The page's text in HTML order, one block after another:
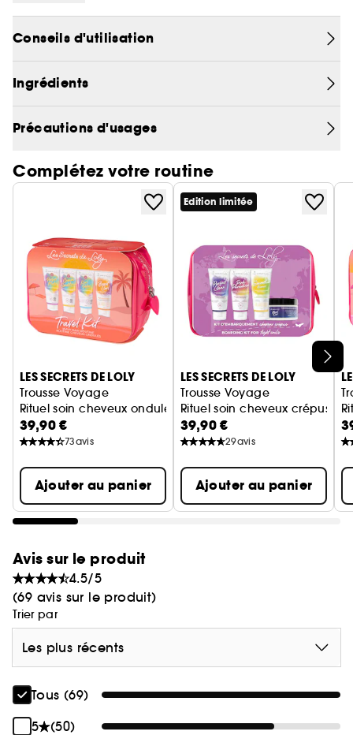
frisés au format voyage 100ml qui vous
accompagneront partout cet été. Nettoyer,
démêler, hydrater et nourrir, ces 4 étapes n'auront
Conseils d'utilisation
Ingrédients
Précautions d'usages
Complétez votre routine
LES SECRETS DE LOLY
Trousse Voyage
Rituel soin cheveux ondulés
39,90 €
73avis
Ajouter au panier
Edition limitée
LES SECRETS DE LOLY
Trousse Voyage
Rituel soin cheveux crépus
39,90 €
29avis
Ajouter au panier
Avis sur le produit
4.5/5
(69 avis sur le produit)
Trier par
Les plus récents
Tous (69)
5
(50)